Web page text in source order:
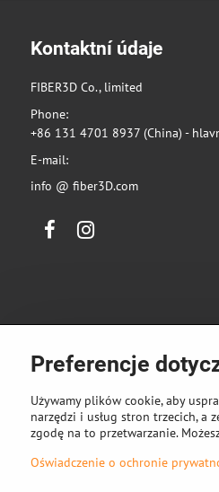
Kontaktní údaje
FIBER3D Co., limited
Phone:
+86 131 4701 8937 (China) -
E-mail:
info @ fiber3D.com
FacebookInstagram
Preferencje
Używamy plików cookie, aby
narzędzi i usług stron trzecich, a
zgodę na to przetwarzanie.
Oświadczenie o ochronie